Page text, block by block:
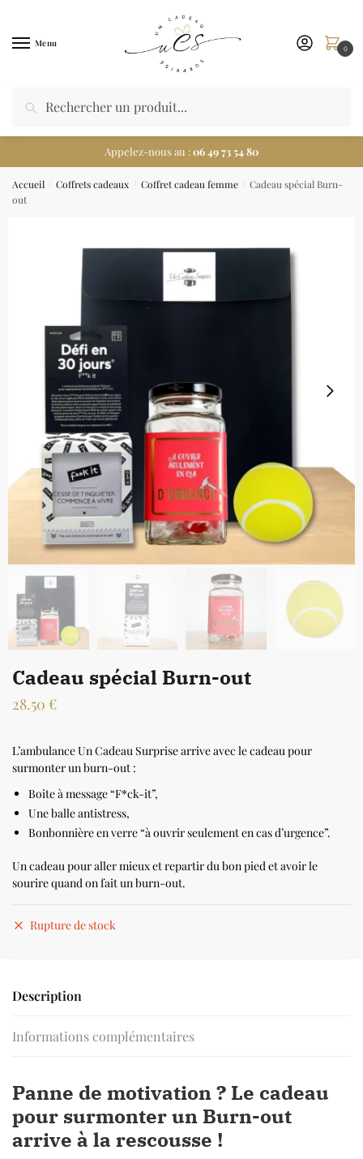
Menu 0
Appelez-nous au :06 49 73 54 80
Accueil Coffrets cadeaux Coffret cadeau femme
Cadeau spécial Burn-
out
Cadeau spécial Burn-out
28.50 €
L’ambulance Un Cadeau Surprise arrive avec le cadeau pour
surmonter un burn-out :
Boite à message “F*ck-it”,
Une balle antistress,
Bonbonnière en verre “à ouvrir seulement en cas d’urgence”.
Un cadeau pour aller mieux et repartir du bon pied et avoir le
sourire quand on fait un burn-out.
Rupture de stock
Description
Informations complémentaires
Panne de motivation ? Le cadeau
pour surmonter un Burn-out
arrive à la rescousse !